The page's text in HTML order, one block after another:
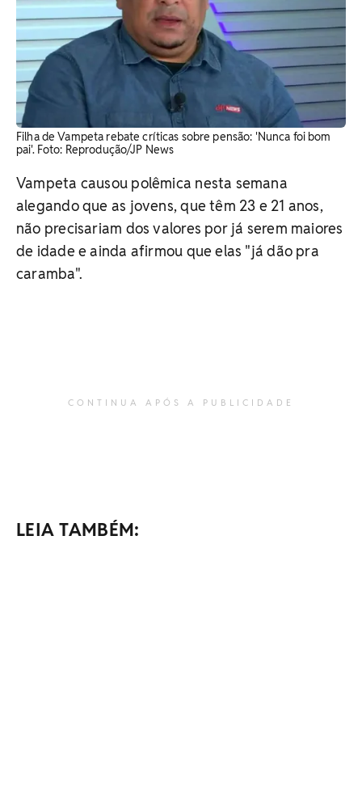
Filha de Vampeta rebate críticas sobre pensão: 'Nunca foi bom
pai'. Foto: Reprodução/JP News
Vampeta causou polêmica nesta semana
alegando que as jovens, que têm 23 e 21 anos,
não precisariam dos valores por já serem maiores
de idade e ainda afirmou que elas "já dão pra
caramba".
CONTINUA APÓS A PUBLICIDADE
LEIA TAMBÉM: